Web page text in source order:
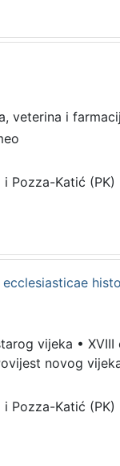
veterina i
Pozza-Katić (PK)
vijeka • XVIII
novog
Pozza-Katić (PK)